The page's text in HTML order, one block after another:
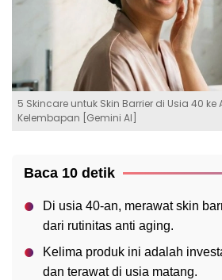
5 Skincare untuk Skin Barrier di Usia 40 ke
Kelembapan [Gemini AI]
Baca 10 detik
Di usia 40-an, merawat skin
dari rutinitas anti aging.
Kelima produk ini adalah
dan terawat di usia matang.